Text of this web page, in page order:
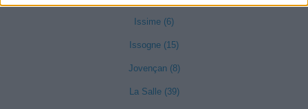
Issime (6)
Issogne (15)
Jovençan (8)
La Salle (39)